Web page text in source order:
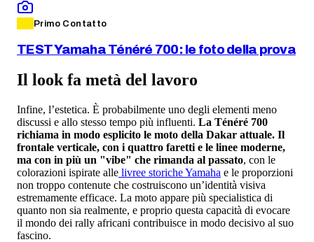
Primo Contatto
TEST Yamaha Ténéré 700: le foto della prova
Il look fa metà del lavoro
Infine, l’estetica. È probabilmente uno degli elementi meno
discussi e allo stesso tempo più influenti. La Ténéré 700
richiama in modo esplicito le moto della Dakar attuale. Il
frontale verticale, con i quattro faretti e le linee moderne,
ma con in più un "vibe" che rimanda al passato, con le
colorazioni ispirate alle livree storiche Yamaha e le proporzioni
non troppo contenute che costruiscono un’identità visiva
estremamente efficace. La moto appare più specialistica di
quanto non sia realmente, e proprio questa capacità di evocare
il mondo dei rally africani contribuisce in modo decisivo al suo
fascino.